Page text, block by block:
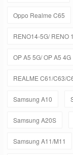
Oppo Realme C65
RENO14-5G/ RENO
OP A5 5G/ OP A5 4G
REALME C61/C63/
Samsung A10
Samsung A20S
Samsung A11/M11